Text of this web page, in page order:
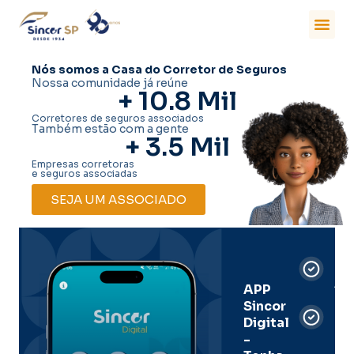
Nós somos a Casa do Corretor de Seguros
Nossa comunidade já reúne
+ 10.8 Mil
Corretores de seguros associados
Também estão com a gente
+ 3.5 Mil
Empresas corretoras
e seguros associadas
SEJA UM ASSOCIADO
APP
Sincor
Digital
-